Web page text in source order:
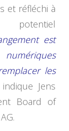
et réfléchi à
est
les
Jens
Board of